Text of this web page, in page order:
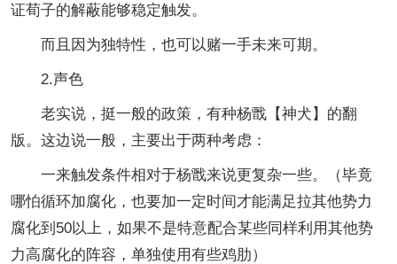
证荀子的解蔽能够稳定触发。
而且因为独特性，也可以赌一手未来可期。
2.声色
老实说，挺一般的政策，有种杨戬【神犬】的翻
版。这边说一般，主要出于两种考虑：
一来触发条件相对于杨戬来说更复杂一些。（毕竟
哪怕循环加腐化，也要加一定时间才能满足拉其他势力
腐化到50以上，如果不是特意配合某些同样利用其他势
力高腐化的阵容，单独使用有些鸡肋）